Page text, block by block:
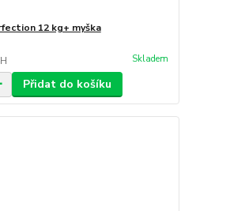
12 kg+ myška
Skladem
Přidat do košíku